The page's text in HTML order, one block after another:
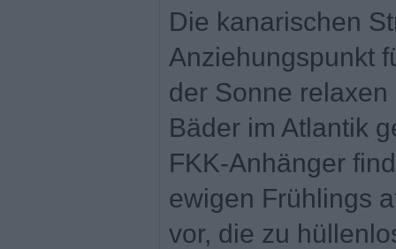
Die kanarischen
Anziehungspunkt
der Sonne
Bäder im Atlantik
FKK-Anhänger
ewigen Frühlings
vor, die zu